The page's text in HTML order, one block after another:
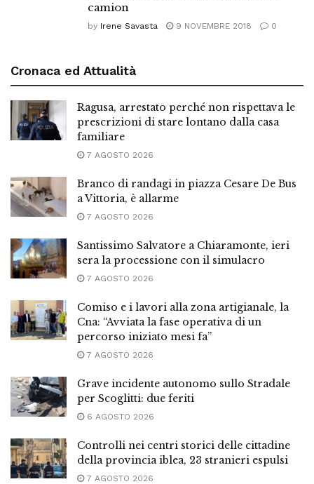
camion
by Irene Savasta 9 NOVEMBRE 2018 0
Cronaca ed Attualità
Ragusa, arrestato perché non rispettava le
prescrizioni di stare lontano dalla casa
familiare
7 AGOSTO 2026
Branco di randagi in piazza Cesare De Bus
a Vittoria, è allarme
7 AGOSTO 2026
Santissimo Salvatore a Chiaramonte, ieri
sera la processione con il simulacro
7 AGOSTO 2026
Comiso e i lavori alla zona artigianale, la
Cna: “Avviata la fase operativa di un
percorso iniziato mesi fa”
7 AGOSTO 2026
Grave incidente autonomo sullo Stradale
per Scoglitti: due feriti
6 AGOSTO 2026
Controlli nei centri storici delle cittadine
della provincia iblea, 23 stranieri espulsi
7 AGOSTO 2026